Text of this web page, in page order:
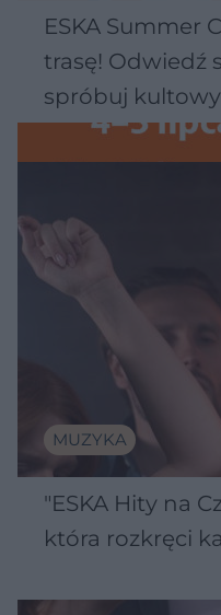
ESKA Summer
trasę! Odwiedź
spróbuj
Wawelu
MUZYKA
"ESKA Hity na
która rozkręci